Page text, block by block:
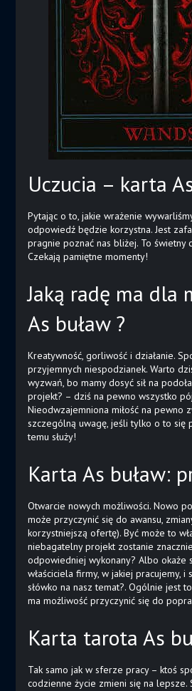
Uczucia – karta
Pytając o to, jakie wrażenie
odpowiedź będzie korzystna. Jest
pragnie poznać nas bliżej. To świetny
Czekają pamiętne momenty!
Jaką radę ma dla
As buław ?
Kreatywność, gorliwość i działanie.
przyjemnych niespodzianek. Warto
wyzwań, bo mamy dosyć sił na
projekt? – dziś na pewno wszystko
Nieodwzajemniona miłość na pewno
szczególną uwagę, jeśli tylko o to się
temu służy!
Karta As buław:
Otwarcie nowych możliwości. Nowo
może przyczynić się do awansu,
korzystniejszą ofertę). Być może to
niebagatelny projekt zostanie
odpowiedniej wykonany? Albo okaże
właściciela firmy, w jakiej pracujemy,
słówko na nasz temat?. Ogólnie jest
ma możliwość przyczynić się do
Karta tarota As
Tak samo jak w sferze pracy – ktoś
codzienne życie zmieni się na lepsze.